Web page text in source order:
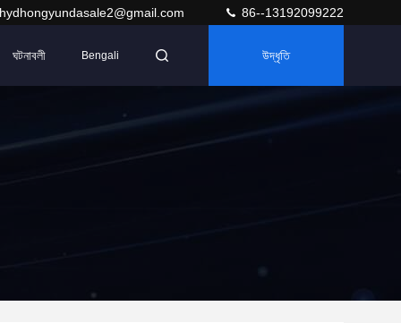
hydhongyundasale2@gmail.com 86--13192099222
ঘটনাবলী Bengali উদ্ধৃতি